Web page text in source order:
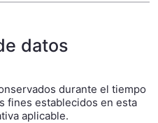
datos
durante el tiempo
fines establecidos en esta
aplicable.